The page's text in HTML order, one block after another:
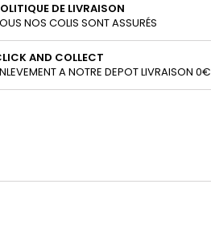
DE LIVRAISON
NOS COLIS SONT ASSURÉS
AND COLLECT
A NOTRE DEPOT LIVRAISON 0€